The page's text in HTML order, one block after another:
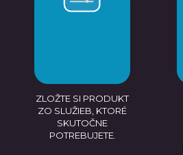
ZLOŽTE SI PRODUKT
ZO SLUŽIEB, KTORÉ
SKUTOČNE
POTREBUJETE.